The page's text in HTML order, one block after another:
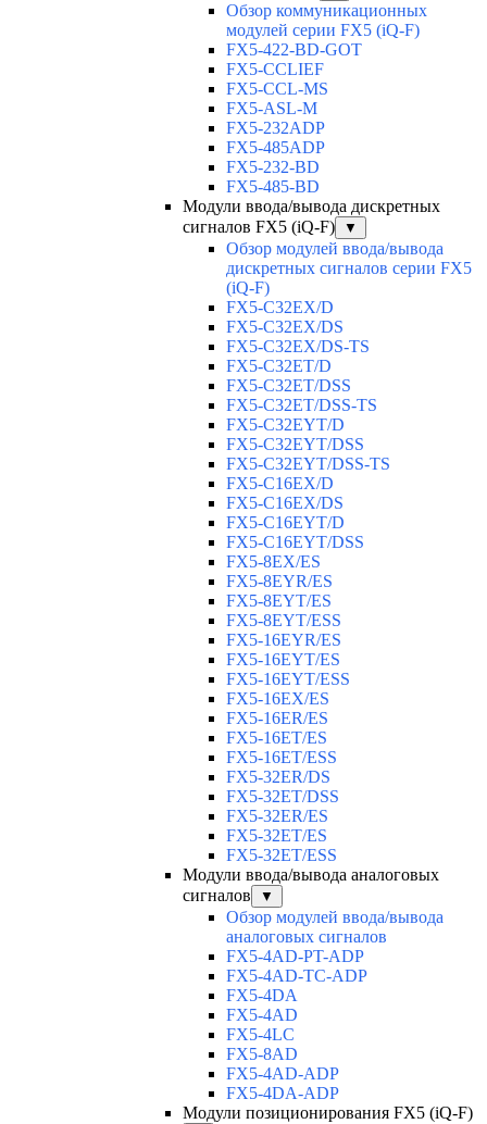
Обзор коммуникационных
модулей серии FX5 (iQ-F)
FX5-422-BD-GOT
FX5-CCLIEF
FX5-CCL-MS
FX5-ASL-M
FX5-232ADP
FX5-485ADP
FX5-232-BD
FX5-485-BD
Модули ввода/вывода дискретных
сигналов FX5 (iQ-F)
▼
Обзор модулей ввода/вывода
дискретных сигналов серии FX5
(iQ-F)
FX5-C32EX/D
FX5-C32EX/DS
FX5-C32EX/DS-TS
FX5-C32ET/D
FX5-C32ET/DSS
FX5-C32ET/DSS-TS
FX5-C32EYT/D
FX5-C32EYT/DSS
FX5-C32EYT/DSS-TS
FX5-C16EX/D
FX5-C16EX/DS
FX5-C16EYT/D
FX5-C16EYT/DSS
FX5-8EX/ES
FX5-8EYR/ES
FX5-8EYT/ES
FX5-8EYT/ESS
FX5-16EYR/ES
FX5-16EYT/ES
FX5-16EYT/ESS
FX5-16EX/ES
FX5-16ER/ES
FX5-16ET/ES
FX5-16ET/ESS
FX5-32ER/DS
FX5-32ET/DSS
FX5-32ER/ES
FX5-32ET/ES
FX5-32ET/ESS
Модули ввода/вывода аналоговых
сигналов
▼
Обзор модулей ввода/вывода
аналоговых сигналов
FX5-4AD-PT-ADP
FX5-4AD-TC-ADP
FX5-4DA
FX5-4AD
FX5-4LC
FX5-8AD
FX5-4AD-ADP
FX5-4DA-ADP
Модули позиционирования FX5 (iQ-F)